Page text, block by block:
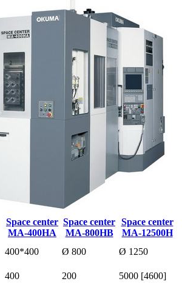
Space center
MA-400HA
Space center
MA-800HB
Space center
MA-12500H
400*400 Ø 800
Ø 1250
400 200
5000 [4600]